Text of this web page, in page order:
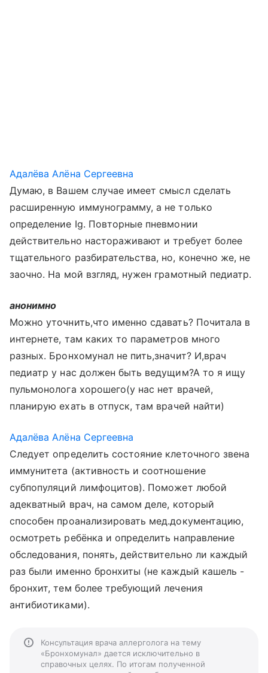
Адалёва Алёна Сергеевна
Думаю, в Вашем случае имеет смысл сделать
расширенную иммунограмму, а не только
определение Ig. Повторные пневмонии
действительно настораживают и требует более
тщательного разбирательства, но, конечно же, не
заочно. На мой взгляд, нужен грамотный педиатр.
анонимно
Можно уточнить,что именно сдавать? Почитала в
интернете, там каких то параметров много
разных. Бронхомунал не пить,значит? И,врач
педиатр у нас должен быть ведущим?А то я ищу
пульмонолога хорошего(у нас нет врачей,
планирую ехать в отпуск, там врачей найти)
Адалёва Алёна Сергеевна
Следует определить состояние клеточного звена
иммунитета (активность и соотношение
субпопуляций лимфоцитов). Поможет любой
адекватный врач, на самом деле, который
способен проанализировать мед.документацию,
осмотреть ребёнка и определить направление
обследования, понять, действительно ли каждый
раз были именно бронхиты (не каждый кашель -
бронхит, тем более требующий лечения
антибиотиками).
Консультация врача аллерголога на тему
«Бронхомунал» дается исключительно в
справочных целях. По итогам полученной